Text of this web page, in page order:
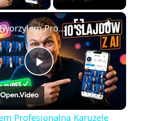
×
P
l
🖼️ Stworzyłem Profesjonalną Karuzelę Instagram 10 Slajdów z AI — Pełny Workflow z Claude & FlexClip
Profesjonalną Karuzelę